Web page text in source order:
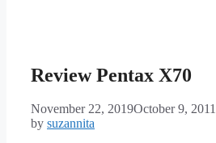
Review Pentax X70
November 22, 2019October 9, 2011
by suzannita